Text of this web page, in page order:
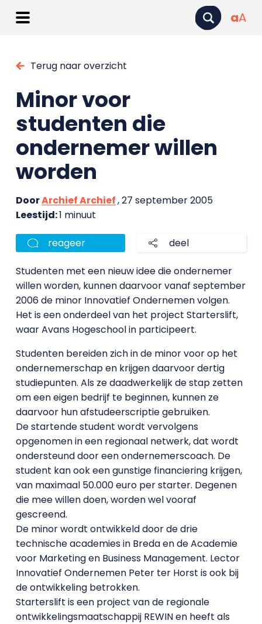
aA
Terug naar overzicht
Minor voor
studenten die
ondernemer willen
worden
DoorArchief Archief, 27 september 2005
Leestijd:1 minuut
reageer deel
Studenten met een nieuw idee die ondernemer
willen worden, kunnen daarvoor vanaf september
2006 de minor Innovatief Ondernemen volgen.
Het is een onderdeel van het project Starterslift,
waar Avans Hogeschool in participeert.
Studenten bereiden zich in de minor voor op het
ondernemerschap en krijgen daarvoor dertig
studiepunten. Als ze daadwerkelijk de stap zetten
om een eigen bedrijf te beginnen, kunnen ze
daarvoor hun afstudeerscriptie gebruiken.
De startende student wordt vervolgens
opgenomen in een regionaal netwerk, dat wordt
ondersteund door een ondernemerscoach. De
student kan ook een gunstige financiering krijgen,
van maximaal 50.000 euro per starter. Degenen
die mee willen doen, worden wel vooraf
gescreend.
De minor wordt ontwikkeld door de drie
technische academies in Breda en de Academie
voor Marketing en Business Management. Lector
Innovatief Ondernemen Peter ter Horst is ook bij
de ontwikkeling betrokken.
Starterslift is een project van de regionale
ontwikkelingsmaatschappij REWIN en heeft als